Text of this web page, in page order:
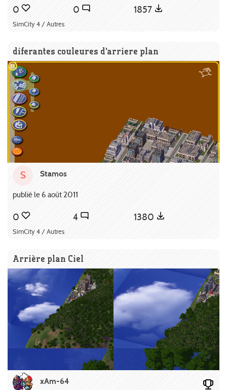
0 0 1857
SimCity 4 / Autres
diferantes couleures d'arriere plan
S Stamos
publié le 6 août 2011
0 4 1380
SimCity 4 / Autres
Arrière plan Ciel
xAm-64